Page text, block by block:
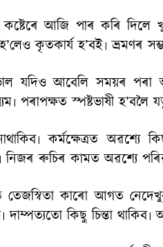
আজি পাৰ কৰি দিলে
কৃতকার্য হ’বই৷ ভ্রমণৰ
যদিও আবেলি সময়ৰ পৰা
পৰাপক্ষত স্পষ্টভাষী হ’বলৈ
কর্মক্ষেত্রত অৱশ্যে
নিজৰ ৰুচিৰ কামত অৱশ্যে
কাৰো আগত
দাম্পত্যতো কিছু চিন্তা